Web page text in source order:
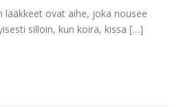
lääkkeet ovat aihe, joka nousee
silloin, kun koira, kissa […]